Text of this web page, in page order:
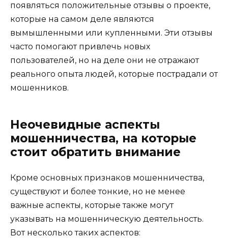
появляться положительные отзывы о проекте,
которые на самом деле являются
вымышленными или купленными. Эти отзывы
часто помогают привлечь новых
пользователей, но на деле они не отражают
реального опыта людей, которые пострадали от
мошенников.
Неочевидные аспекты
мошенничества, на которые
стоит обратить внимание
Кроме основных признаков мошенничества,
существуют и более тонкие, но не менее
важные аспекты, которые также могут
указывать на мошенническую деятельность.
Вот несколько таких аспектов: